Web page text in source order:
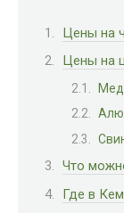
Цены на
Цены на
Что
Где в